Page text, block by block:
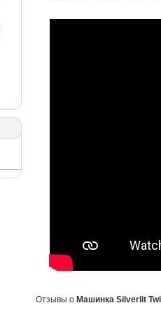
Отзывы о Машинка Silverlit